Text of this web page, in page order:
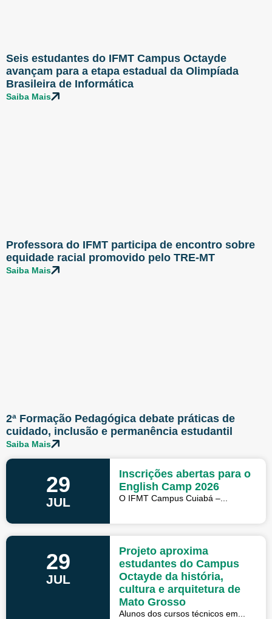
Seis estudantes do IFMT Campus Octayde
avançam para a etapa estadual da Olimpíada
Brasileira de Informática
Saiba Mais
Professora do IFMT participa de encontro sobre
equidade racial promovido pelo TRE-MT
Saiba Mais
2ª Formação Pedagógica debate práticas de
cuidado, inclusão e permanência estudantil
Saiba Mais
29
JUL
Inscrições abertas para o
English Camp 2026
O IFMT Campus Cuiabá –...
29
JUL
Projeto aproxima
estudantes do Campus
Octayde da história,
cultura e arquitetura de
Mato Grosso
Alunos dos cursos técnicos em...